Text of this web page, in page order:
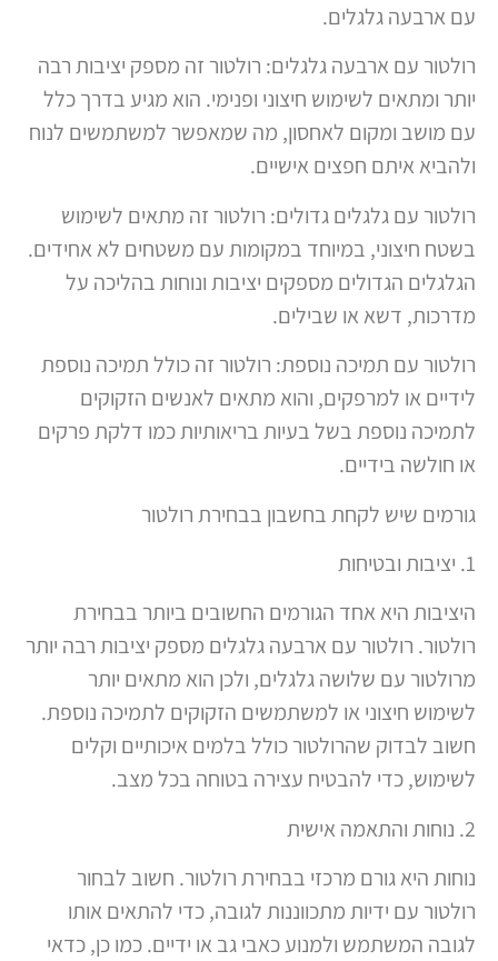
עם ארבעה גלגלים.
רולטור עם ארבעה גלגלים: רולטור זה מספק יציבות רבה
יותר ומתאים לשימוש חיצוני ופנימי. הוא מגיע בדרך כלל
עם מושב ומקום לאחסון, מה שמאפשר למשתמשים לנוח
ולהביא איתם חפצים אישיים.
רולטור עם גלגלים גדולים: רולטור זה מתאים לשימוש
בשטח חיצוני, במיוחד במקומות עם משטחים לא אחידים.
הגלגלים הגדולים מספקים יציבות ונוחות בהליכה על
מדרכות, דשא או שבילים.
רולטור עם תמיכה נוספת: רולטור זה כולל תמיכה נוספת
לידיים או למרפקים, והוא מתאים לאנשים הזקוקים
לתמיכה נוספת בשל בעיות בריאותיות כמו דלקת פרקים
או חולשה בידיים.
גורמים שיש לקחת בחשבון בבחירת רולטור
היציבות היא אחד הגורמים החשובים ביותר בבחירת
רולטור. רולטור עם ארבעה גלגלים מספק יציבות רבה יותר
מרולטור עם שלושה גלגלים, ולכן הוא מתאים יותר
לשימוש חיצוני או למשתמשים הזקוקים לתמיכה נוספת.
חשוב לבדוק שהרולטור כולל בלמים איכותיים וקלים
לשימוש, כדי להבטיח עצירה בטוחה בכל מצב.
נוחות היא גורם מרכזי בבחירת רולטור. חשוב לבחור
רולטור עם ידיות מתכווננות לגובה, כדי להתאים אותו
לגובה המשתמש ולמנוע כאבי גב או ידיים. כמו כן, כדאי